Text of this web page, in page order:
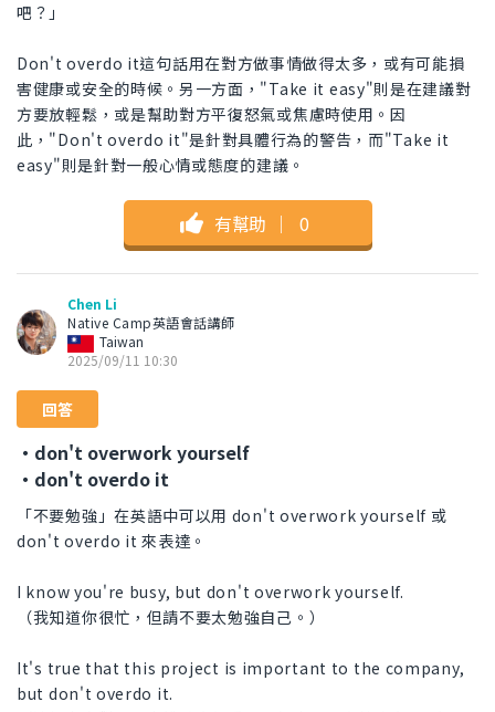
吧？」
Don't overdo it這句話用在對方做事情做得太多，或有可能損
害健康或安全的時候。另一方面，"Take it easy"則是在建議對
方要放輕鬆，或是幫助對方平復怒氣或焦慮時使用。因
此，"Don't overdo it"是針對具體行為的警告，而"Take it
easy"則是針對一般心情或態度的建議。
有幫助 ｜ 0
Chen Li
Native Camp英語會話講師
Taiwan
2025/09/11 10:30
回答
・don't overwork yourself
・don't overdo it
「不要勉強」在英語中可以用 don't overwork yourself 或
don't overdo it 來表達。
I know you're busy, but don't overwork yourself.
（我知道你很忙，但請不要太勉強自己。）
It's true that this project is important to the company,
but don't overdo it.